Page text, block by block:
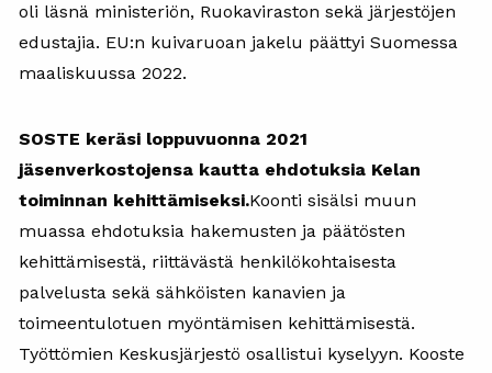
oli läsnä ministeriön, Ruokaviraston sekä järjestöjen
edustajia. EU:n kuivaruoan jakelu päättyi Suomessa
maaliskuussa 2022.
SOSTE keräsi loppuvuonna 2021
jäsenverkostojensa kautta ehdotuksia Kelan
toiminnan kehittämiseksi.Koonti sisälsi muun
muassa ehdotuksia hakemusten ja päätösten
kehittämisestä, riittävästä henkilökohtaisesta
palvelusta sekä sähköisten kanavien ja
toimeentulotuen myöntämisen kehittämisestä.
Työttömien Keskusjärjestö osallistui kyselyyn. Kooste